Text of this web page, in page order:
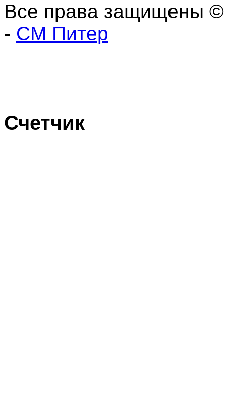
Все права защищены
- СМ Питер
Счетчик